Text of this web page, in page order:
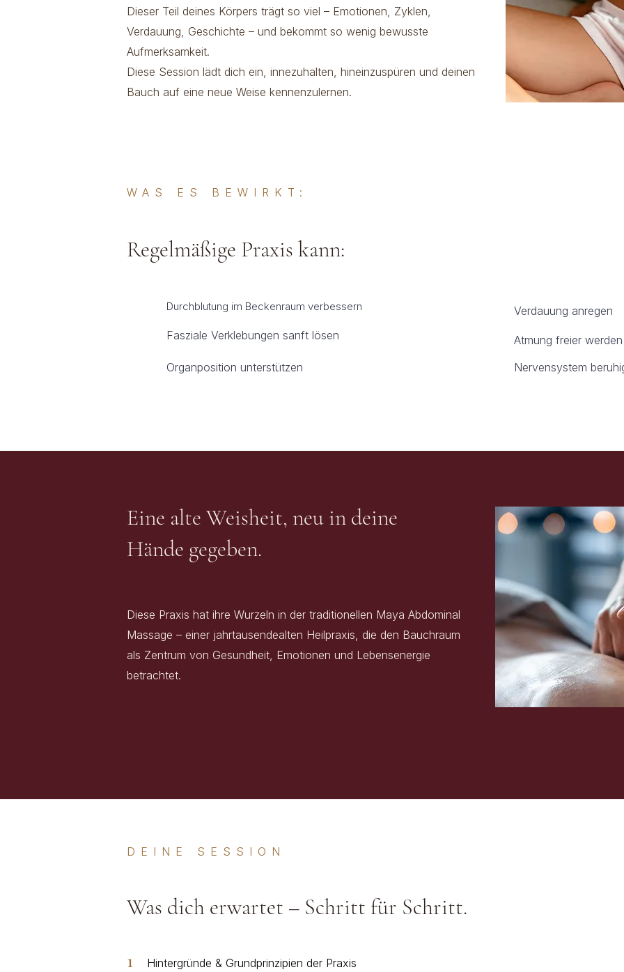
Dieser Teil deines Körpers trägt so viel – Emotionen, Zyklen,
Verdauung, Geschichte – und bekommt so wenig bewusste
Aufmerksamkeit.
Diese Session lädt dich ein, innezuhalten, hineinzuspüren und deinen
Bauch auf eine neue Weise kennenzulernen.
WAS ES BEWIRKT:
Regelmäßige Praxis kann:
Durchblutung im Beckenraum verbessern​​
Fasziale Verklebungen sanft lösen
Organposition unterstützen
Verdauung anregen
Atmung freier
Nervensystem
Eine alte Weisheit, neu in deine
Hände gegeben.
Diese Praxis hat ihre Wurzeln in der traditionellen Maya Abdominal
Massage – einer jahrtausendealten Heilpraxis, die den Bauchraum
als Zentrum von Gesundheit, Emotionen und Lebensenergie
betrachtet.
DEINE SESSION
Was dich erwartet – Schritt für Schritt.
1 Hintergründe & Grundprinzipien der Praxis